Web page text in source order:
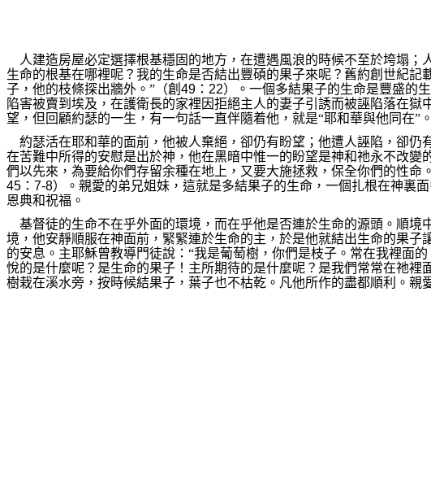
人建造房屋必定選擇根基穩固的地方，在遭遇風浪的時候不至於垮塌
生命的根基在哪裡呢？我的生命是否結出豐碩的果子來呢？舊約創世紀
子，他的枝條探出牆外。”（創 49 ： 22）。一個多結果子的生命是豐盛的
陷害被賣到埃及，在護衛長的家裡因拒絕主人的妻子引誘而被誣陷落在
望，但回顧約瑟的一生，有一句話一直伴隨着他，就是“耶和華與他同在”。
約瑟活在耶和華的面前，他被人棄絕，卻仍有盼望；他遭人誣陷，卻
在苦難中所得的安慰是出於神，他在黑暗中惟一的盼望是神和祂永不改
們以先來，為要給你們存留余種在地上，又要大施拯救，保全你們的性
45 ： 7-8）。親愛的弟兄姐妹，這就是多結果子的生命，一個扎根在神裏
恩典和祝福。
基督徒的生命不在乎外面的環境，而在乎他是否連於生命的源頭。順
境，他安靜順服在神面前，緊緊連於生命的主，於是他就結出生命的果
的安息。主耶穌曾教導門徒說：“我是葡萄樹，你們是枝子。常在我裡面
悅的是什麼呢？是生命的果子！主所期待的是什麼呢？是我們常常在祂
樹栽在溪水旁，按時候結果子，葉子也不枯乾。凡他所作的盡都順利。